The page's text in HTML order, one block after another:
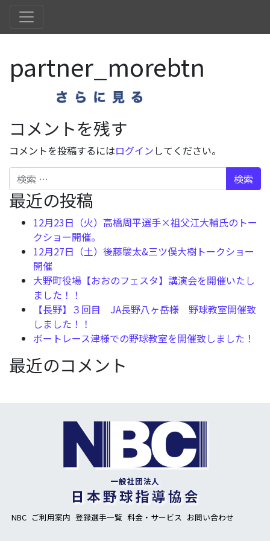
partner_morebtn
コメントを残す
コメントを投稿するにはログインしてください。
検索
最近の投稿
12月23日（火）高橋周平選手×祖父江大輔氏のトー
クショー開催。
12月27日（土）後藤駿太&三ツ俣大樹トークショー
開催
大野町役場【おおのフェスタ】講演会を開催いたし
ました！！
【長野】３回目 JA長野八ヶ岳様 野球教室開催致
しました！！
ボートレース津様での野球教室を開催致しました！
最近のコメント
NBC ご利用案内 登録選手一覧 料金・サービス お問い合わせ